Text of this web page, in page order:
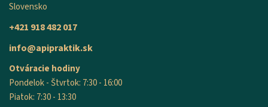
Slovensko
+421 918 482 017
info@apipraktik.sk
Otváracie hodiny
Pondelok - Štvrtok: 7:30 - 16:00
Piatok: 7:30 - 13:30